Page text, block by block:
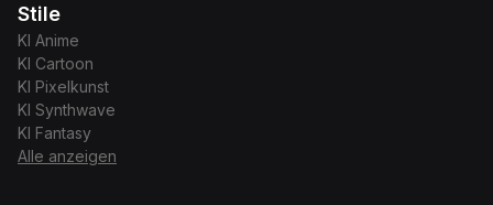
Stile
KI Anime
KI Cartoon
KI Pixelkunst
KI Synthwave
KI Fantasy
Alle anzeigen